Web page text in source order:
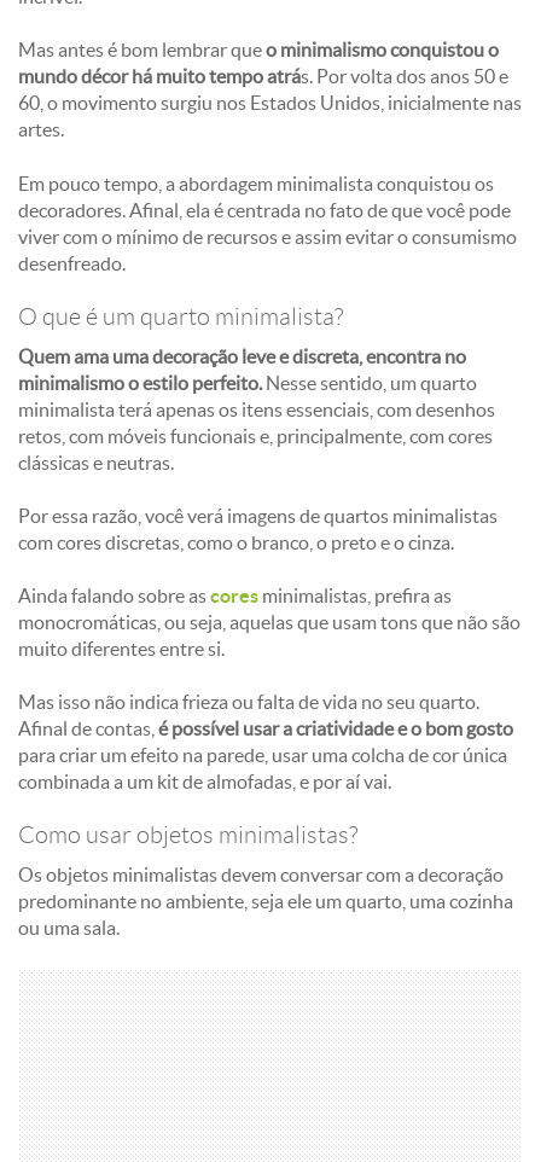
Mas antes é bom lembrar queo minimalismo conquistou o
mundo décor há muito tempo atrás. Por volta dos anos 50 e
60, o movimento surgiu nos Estados Unidos, inicialmente nas
artes.
Em pouco tempo, a abordagem minimalista conquistou os
decoradores. Afinal, ela é centrada no fato de que você pode
viver com o mínimo de recursos e assim evitar o consumismo
desenfreado.
O que é um quarto minimalista?
Quem ama uma decoração leve e discreta, encontra no
minimalismo o estilo perfeito.Nesse sentido, um quarto
minimalista terá apenas os itens essenciais, com desenhos
retos, com móveis funcionais e, principalmente, com cores
clássicas e neutras.
Por essa razão, você verá imagens de quartos minimalistas
com cores discretas, como o branco, o preto e o cinza.
Ainda falando sobre ascores minimalistas, prefira as
monocromáticas, ou seja, aquelas que usam tons que não são
muito diferentes entre si.
Mas isso não indica frieza ou falta de vida no seu quarto.
Afinal de contas, é possível usar a criatividade e o bom gosto
para criar um efeito na parede, usar uma colcha de cor única
combinada a um kit de almofadas, e por aí vai.
Como usar objetos minimalistas?
Os objetos minimalistas devem conversar com a decoração
predominante no ambiente, seja ele um quarto, uma cozinha
ou uma sala.